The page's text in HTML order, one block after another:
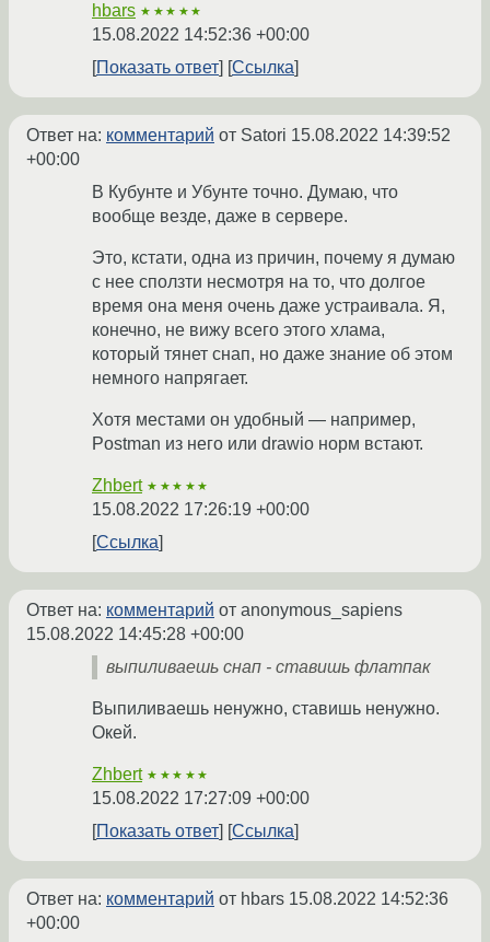
hbars ★★★★★
15.08.2022 14:52:36 +00:00
Показать ответ
Ссылка
Ответ на: комментарий от Satori 15.08.2022 14:39:52
+00:00
В Кубунте и Убунте точно. Думаю, что
вообще везде, даже в сервере.
Это, кстати, одна из причин, почему я думаю
с нее сползти несмотря на то, что долгое
время она меня очень даже устраивала. Я,
конечно, не вижу всего этого хлама,
который тянет снап, но даже знание об этом
немного напрягает.
Хотя местами он удобный — например,
Postman из него или drawio норм встают.
Zhbert ★★★★★
15.08.2022 17:26:19 +00:00
Ссылка
Ответ на: комментарий от anonymous_sapiens
15.08.2022 14:45:28 +00:00
выпиливаешь снап - ставишь флатпак
Выпиливаешь ненужно, ставишь ненужно.
Окей.
Zhbert ★★★★★
15.08.2022 17:27:09 +00:00
Показать ответ
Ссылка
Ответ на: комментарий от hbars 15.08.2022 14:52:36
+00:00